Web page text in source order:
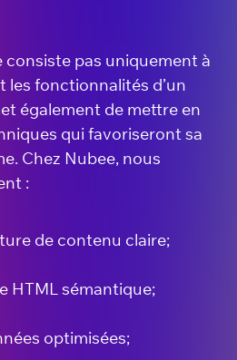
consiste pas uniquement à
les fonctionnalités d’un
également de mettre en
qui favoriseront sa
Chez Nubee, nous
:
de contenu claire;
HTML sémantique;
optimisées;